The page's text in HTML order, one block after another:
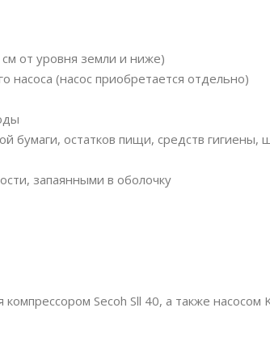
от уровня земли и ниже)
насоса (насос приобретается отдельно)
бумаги, остатков пищи, средств гигиены,
запаянными в оболочку
Secoh Sll 40, а также насосом